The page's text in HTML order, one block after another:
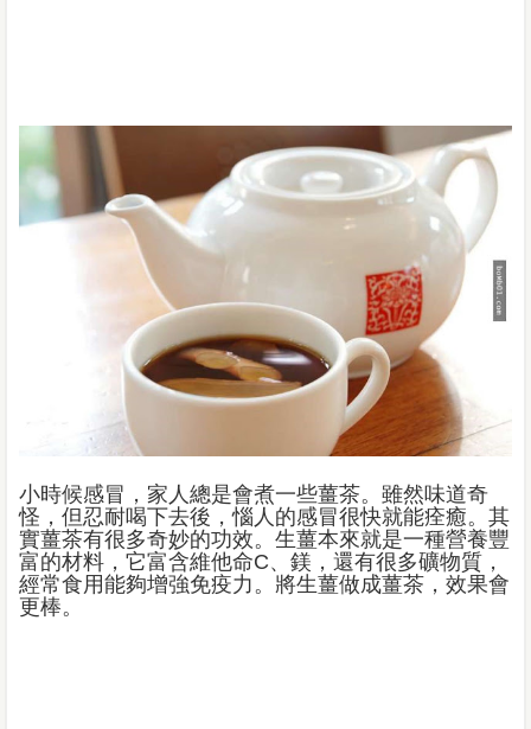
小時候感冒，家人總是會煮一些薑茶。雖然味道奇
怪，但忍耐喝下去後，惱人的感冒很快就能痊癒。其
實薑茶有很多奇妙的功效。生薑本來就是一種營養豐
富的材料，它富含維他命C、鎂，還有很多礦物質，
經常食用能夠增強免疫力。將生薑做成薑茶，效果會
更棒。